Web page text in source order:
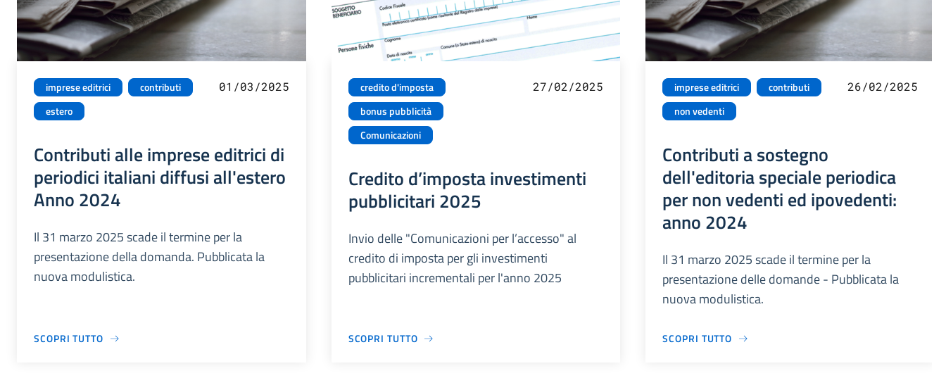
imprese editrici
contributi
estero
01/03/2025
Contributi alle imprese editrici di
periodici italiani diffusi all'estero
Anno 2024
Il 31 marzo 2025 scade il termine per la
presentazione della domanda. Pubblicata la
nuova modulistica.
SCOPRI TUTTO
credito d'imposta
bonus pubblicità
Comunicazioni
27/02/2025
Credito d’imposta investimenti
pubblicitari 2025
Invio delle "Comunicazioni per l’accesso" al
credito di imposta per gli investimenti
pubblicitari incrementali per l'anno 2025
SCOPRI TUTTO
imprese editrici
contributi
non vedenti
26/02/2025
Contributi a sostegno
dell'editoria speciale periodica
per non vedenti ed ipovedenti:
anno 2024
Il 31 marzo 2025 scade il termine per la
presentazione delle domande - Pubblicata la
nuova modulistica.
SCOPRI TUTTO